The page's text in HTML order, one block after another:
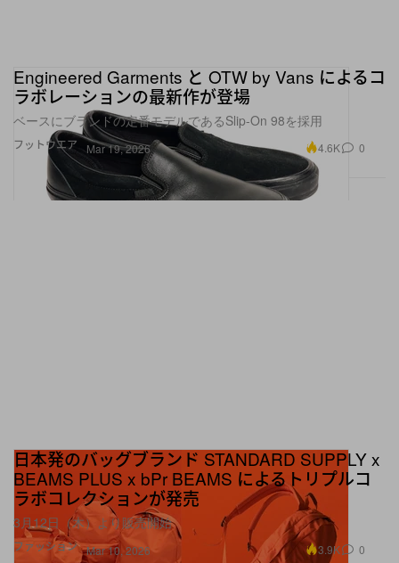
フットウエア
Engineered Garments と OTW by Vans によるコ
ラボレーションの最新作が登場
ベースにブランドの定番モデルであるSlip-On 98を採用
Mar 19, 2026 4.6K 0
ファッション
日本発のバッグブランド STANDARD SUPPLY x
BEAMS PLUS x bPr BEAMS によるトリプルコ
ラボコレクションが発売
3月12日（木）より販売開始
Mar 10, 2026 3.9K 0